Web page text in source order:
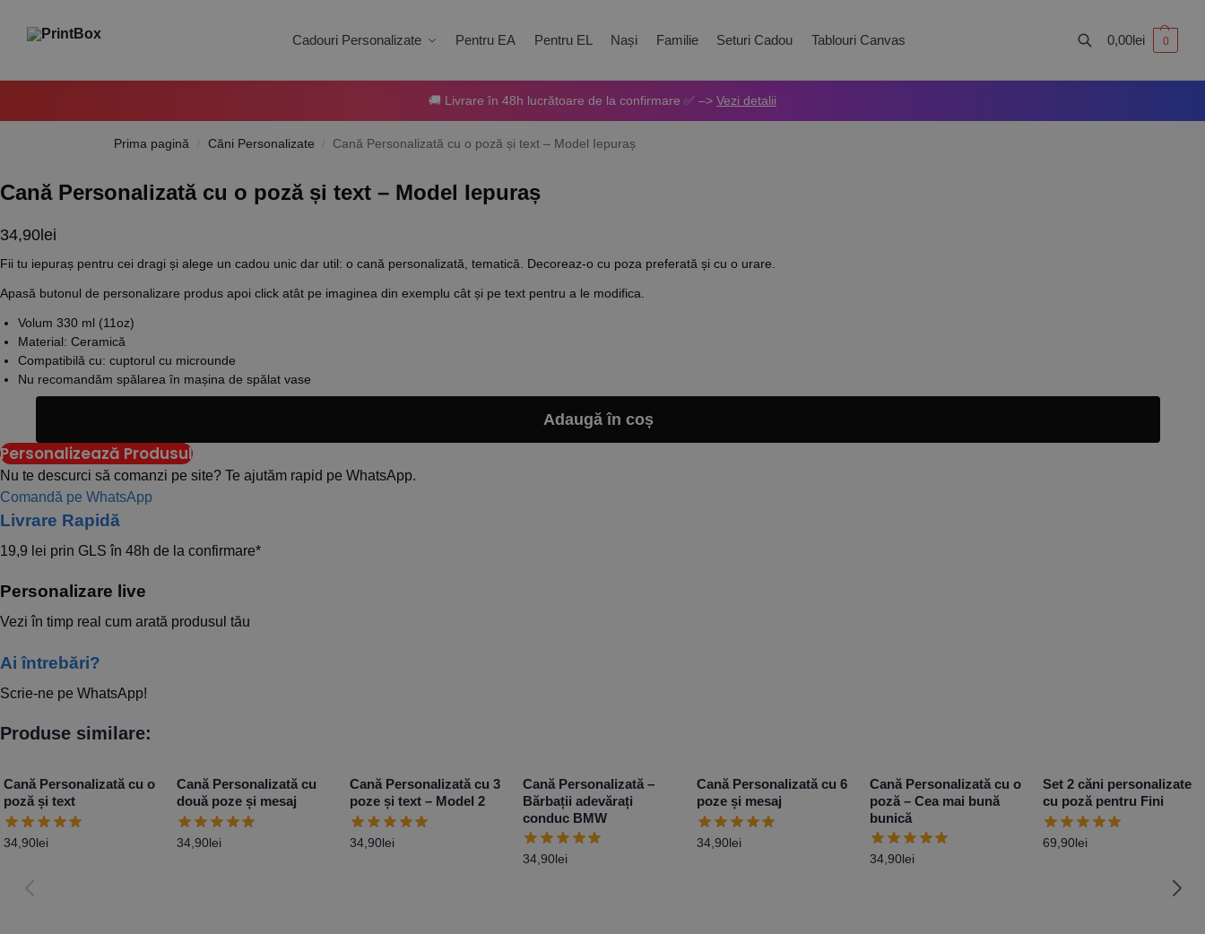
Cadouri Personalizate Pentru EA Pentru EL Nași Familie Seturi Cadou Tablouri Canvas
Search
0,00lei 0
🚚 Livrare în 48h lucrătoare de la confirmare ✅ –> Vezi detalii
Prima pagină / Căni Personalizate / Cană Personalizată cu o poză și text – Model Iepuraș
Cană Personalizată cu o poză și text – Model Iepuraș
34,90 lei
Fii tu iepuraș pentru cei dragi și alege un cadou unic dar util: o cană personalizată, tematică. Decoreaz-o cu poza preferată și cu o urare.
Apasă butonul de personalizare produs apoi click atât pe imaginea din exemplu cât și pe text pentru a le modifica.
Volum 330 ml (11oz)
Material: Ceramică
Compatibilă cu: cuptorul cu microunde
Nu recomandăm spălarea în mașina de spălat vase
Adaugă în coș
Personalizează Produsul
Nu te descurci să comanzi pe site? Te ajutăm rapid pe WhatsApp.
Comandă pe WhatsApp
Livrare Rapidă​
19,9 lei prin GLS în 48h de la confirmare*
Personalizare live
Vezi în timp real cum arată produsul tău
Ai întrebări?
Scrie-ne pe WhatsApp!
Produse similare:
Cană Personalizată cu o
poză și text
34,90lei
Cană Personalizată cu
două poze și mesaj
34,90lei
Cană Personalizată cu 3
poze și text – Model 2
34,90lei
Cană Personalizată –
Bărbații adevărați
conduc BMW
34,90lei
Cană Personalizată cu 6
poze și mesaj
34,90lei
Cană Personalizată cu o
poză – Cea mai bună
bunică
34,90lei
Set 2 căni personalizate
cu poză pentru Fini
69,90lei